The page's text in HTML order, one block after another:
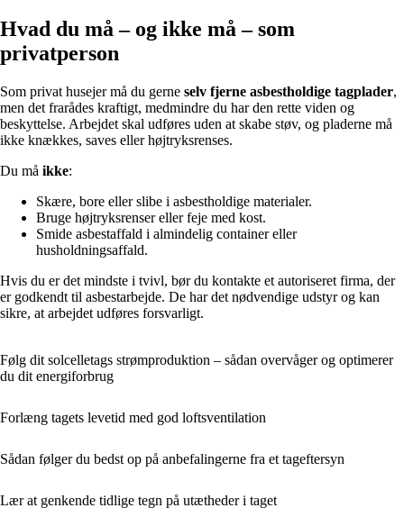
Hvad du må – og ikke må – som
privatperson
Som privat husejer må du gerne selv fjerne asbestholdige tagplader,
men det frarådes kraftigt, medmindre du har den rette viden og
beskyttelse. Arbejdet skal udføres uden at skabe støv, og pladerne må
ikke knækkes, saves eller højtryksrenses.
Du må ikke:
Skære, bore eller slibe i asbestholdige materialer.
Bruge højtryksrenser eller feje med kost.
Smide asbestaffald i almindelig container eller
husholdningsaffald.
Hvis du er det mindste i tvivl, bør du kontakte et autoriseret firma, der
er godkendt til asbestarbejde. De har det nødvendige udstyr og kan
sikre, at arbejdet udføres forsvarligt.
Følg dit solcelletags strømproduktion – sådan overvåger og optimerer
du dit energiforbrug
Forlæng tagets levetid med god loftsventilation
Sådan følger du bedst op på anbefalingerne fra et tageftersyn
Lær at genkende tidlige tegn på utætheder i taget